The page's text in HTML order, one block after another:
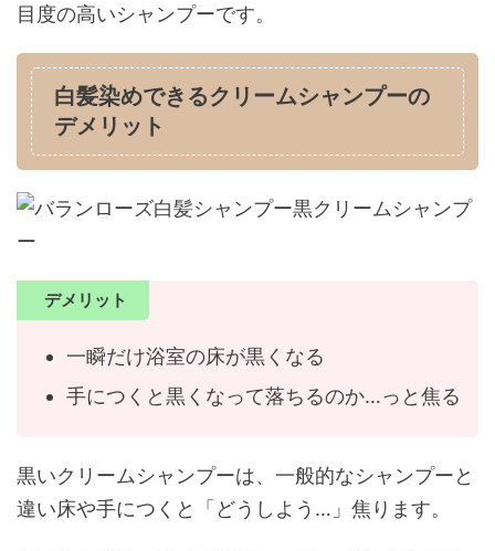
目度の高いシャンプーです。
白髪染めできるクリームシャンプーの
デメリット
デメリット
一瞬だけ浴室の床が黒くなる
手につくと黒くなって落ちるのか…っと焦る
黒いクリームシャンプーは、一般的なシャンプーと
違い床や手につくと「どうしよう…」焦ります。